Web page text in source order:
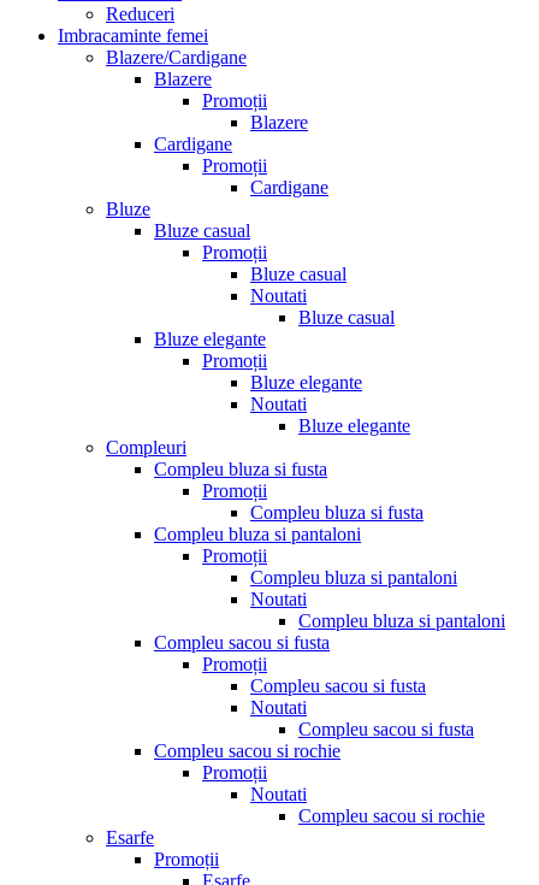
Reduceri
Imbracaminte femei
Blazere/Cardigane
Blazere
Promoții
Blazere
Cardigane
Promoții
Cardigane
Bluze
Bluze casual
Promoții
Bluze casual
Noutati
Bluze casual
Bluze elegante
Promoții
Bluze elegante
Noutati
Bluze elegante
Compleuri
Compleu bluza si fusta
Promoții
Compleu bluza si fusta
Compleu bluza si pantaloni
Promoții
Compleu bluza si pantaloni
Noutati
Compleu bluza si pantaloni
Compleu sacou si fusta
Promoții
Compleu sacou si fusta
Noutati
Compleu sacou si fusta
Compleu sacou si rochie
Promoții
Noutati
Compleu sacou si rochie
Esarfe
Promoții
Esarfe